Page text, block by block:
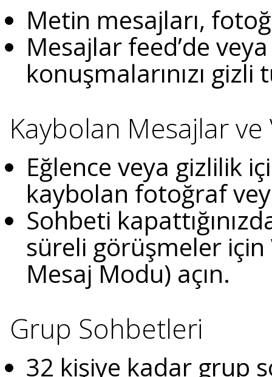
Metin mesajları,
Mesajlar feed’de
konuşmalarınızı gizli
Kaybolan Mesajlar
Eğlence veya gizlilik
kaybolan fotoğraf
Sohbeti
süreli görüşmeler için
Mesaj Modu) açın.
Grup Sohbetleri
32 kişiye kadar grup